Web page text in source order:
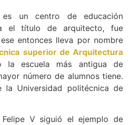
es un centro de educación
el título de arquitecto, fue
entonces lleva por nombre
superior de Arquitectura
la escuela más antigua de
número de alumnos tiene.
la Universidad politécnica de
Felipe V siguió el ejemplo de